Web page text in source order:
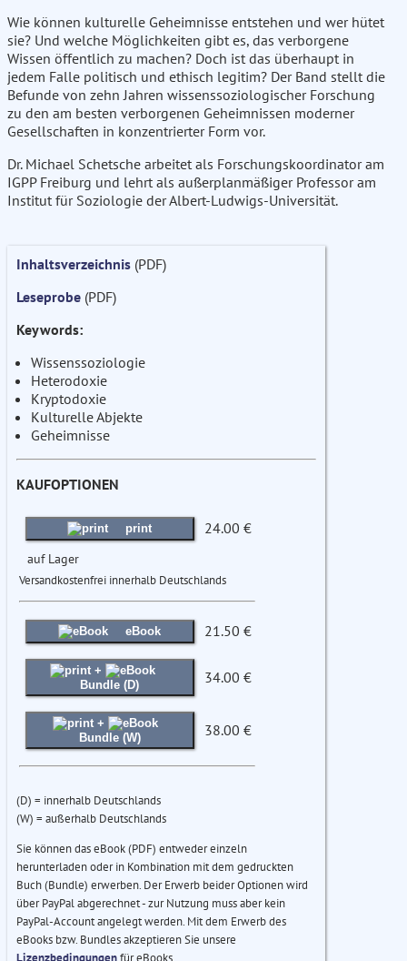
Wie können kulturelle Geheimnisse entstehen und wer hütet
sie? Und welche Möglichkeiten gibt es, das verborgene
Wissen öffentlich zu machen? Doch ist das überhaupt in
jedem Falle politisch und ethisch legitim? Der Band stellt die
Befunde von zehn Jahren wissenssoziologischer Forschung
zu den am besten verborgenen Geheimnissen moderner
Gesellschaften in konzentrierter Form vor.
Dr. Michael Schetsche arbeitet als Forschungskoordinator am
IGPP Freiburg und lehrt als außerplanmäßiger Professor am
Institut für Soziologie der Albert-Ludwigs-Universität.
Inhaltsverzeichnis (PDF)
Leseprobe (PDF)
Keywords:
Wissenssoziologie
Heterodoxie
Kryptodoxie
Kulturelle Abjekte
Geheimnisse
KAUFOPTIONEN
print 24.00 €
auf Lager
Versandkostenfrei innerhalb Deutschlands
eBook 21.50 €
+
Bundle (D)
34.00 €
+
Bundle (W)
38.00 €
(D) = innerhalb Deutschlands
(W) = außerhalb Deutschlands
Sie können das eBook (PDF) entweder einzeln
herunterladen oder in Kombination mit dem gedruckten
Buch (Bundle) erwerben. Der Erwerb beider Optionen wird
über PayPal abgerechnet - zur Nutzung muss aber kein
PayPal-Account angelegt werden. Mit dem Erwerb des
eBooks bzw. Bundles akzeptieren Sie unsere